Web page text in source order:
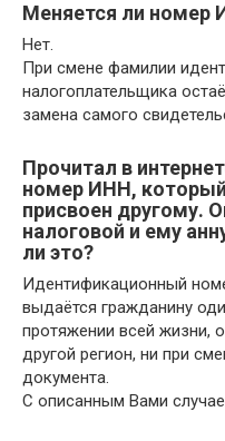
Меняется ли номер
Нет.
При смене фамилии
налогоплательщика
замена самого
Прочитал в
номер ИНН,
присвоен другому.
налоговой и ему
ли это?
Идентификационный
выдаётся гражданину
протяжении всей жизни,
другой регион, ни при
документа.
С описанным Вами